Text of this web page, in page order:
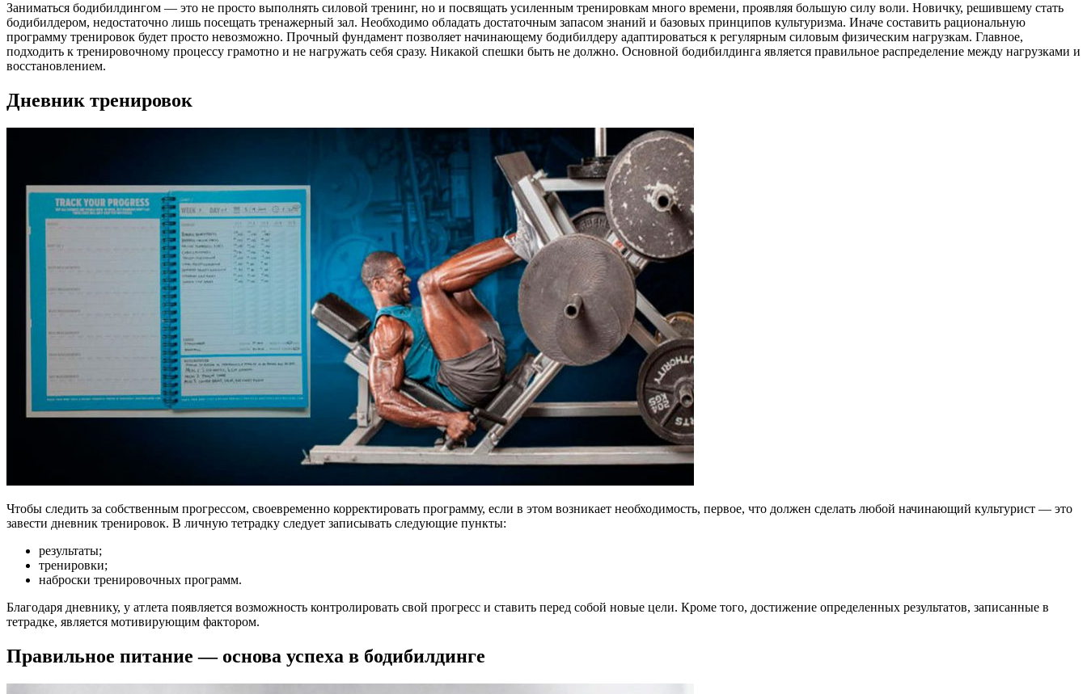
Заниматься бодибилдингом — это не просто выполнять силовой тренинг, но и посвящать усиленным тренировкам много времени, проявляя большую силу воли. Новичку, решившему стать
бодибилдером, недостаточно лишь посещать тренажерный зал. Необходимо обладать достаточным запасом знаний и базовых принципов культуризма. Иначе составить рациональную
программу тренировок будет просто невозможно. Прочный фундамент позволяет начинающему бодибилдеру адаптироваться к регулярным силовым физическим нагрузкам. Главное,
подходить к тренировочному процессу грамотно и не нагружать себя сразу. Никакой спешки быть не должно. Основной бодибилдинга является правильное распределение между нагрузками и
восстановлением.
Дневник тренировок
Чтобы следить за собственным прогрессом, своевременно корректировать программу, если в этом возникает необходимость, первое, что должен сделать любой начинающий культурист — это
завести дневник тренировок. В личную тетрадку следует записывать следующие пункты:
результаты;
тренировки;
наброски тренировочных программ.
Благодаря дневнику, у атлета появляется возможность контролировать свой прогресс и ставить перед собой новые цели. Кроме того, достижение определенных результатов, записанные в
тетрадке, является мотивирующим фактором.
Правильное питание — основа успеха в бодибилдинге